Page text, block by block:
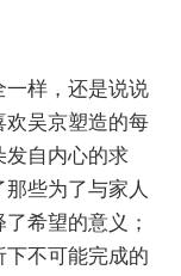
一样，还是说说
欢吴京塑造的每
发自内心的求
些为了与家人
希望的意义；
不可能完成的